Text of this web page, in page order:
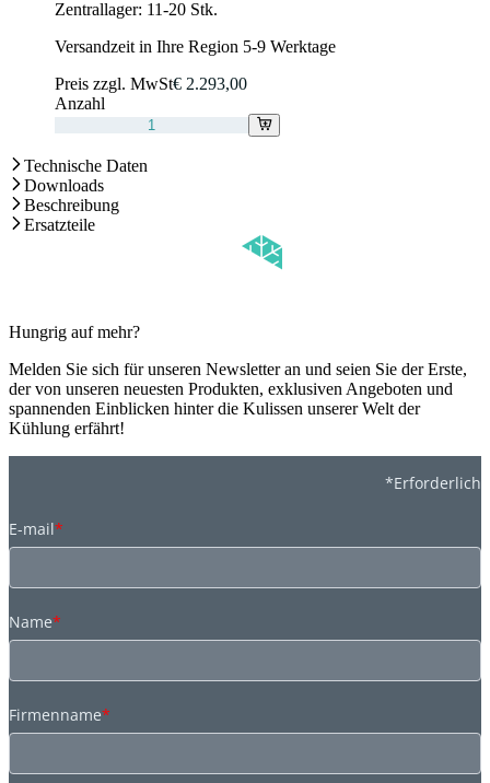
Zentrallager: 11-20 Stk.
Versandzeit in Ihre Region 5-9 Werktage
Preis zzgl. MwSt€ 2.293,00
Anzahl
Technische Daten
Downloads
Beschreibung
Ersatzteile
Hungrig auf mehr?
Melden Sie sich für unseren Newsletter an und seien Sie der Erste,
der von unseren neuesten Produkten, exklusiven Angeboten und
spannenden Einblicken hinter die Kulissen unserer Welt der
Kühlung erfährt!
*Erforderlich
E-mail*
Name*
Firmenname*